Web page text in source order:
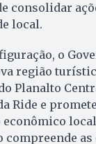
consolidar
local.
o
região
Planalto
Ride e
as